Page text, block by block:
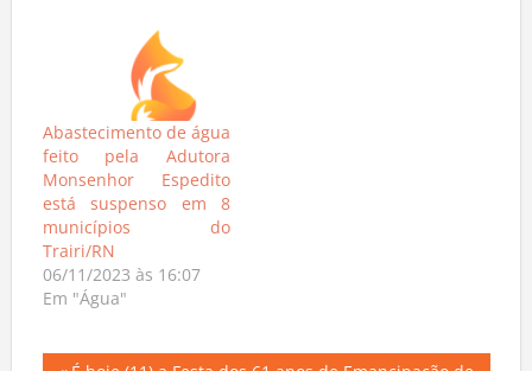
Abastecimento de água
feito pela Adutora
Monsenhor Espedito
está suspenso em 8
municípios do
Trairi/RN
06/11/2023 às 16:07
Em "Água"